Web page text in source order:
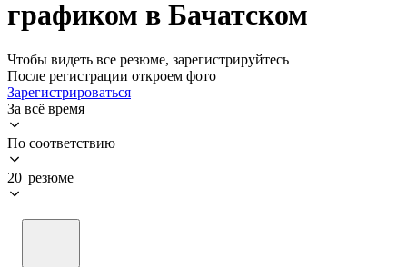
графиком в Бачатском
Чтобы видеть все резюме, зарегистрируйтесь
После регистрации откроем фото
Зарегистрироваться
За всё время
По соответствию
20 резюме